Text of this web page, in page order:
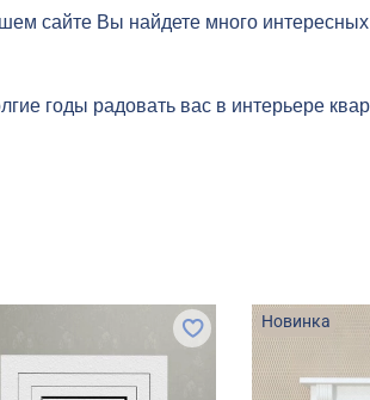
сайте Вы найдете много
годы радовать вас в интерьере
Новинка